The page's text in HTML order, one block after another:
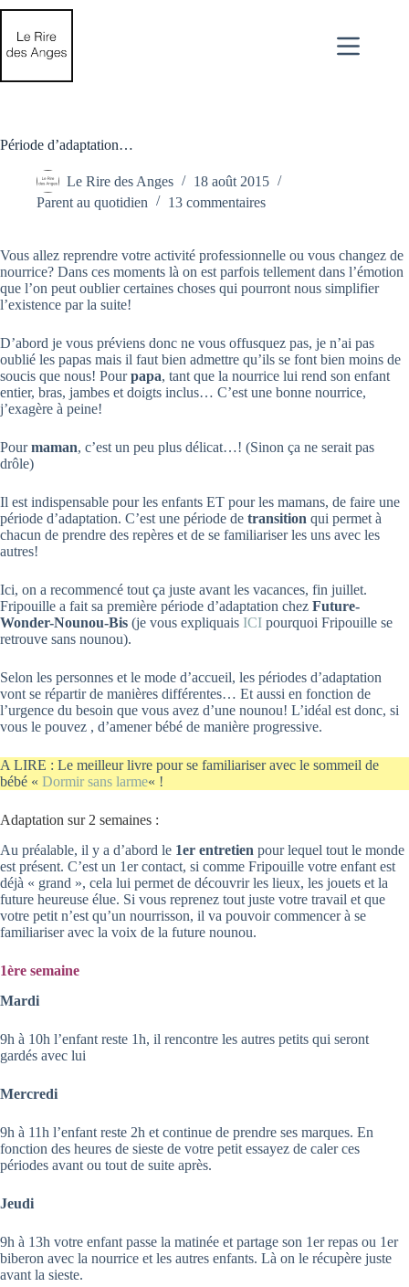
Passer
contenu
Période d’adaptation…
Le Rire des Anges
18 août 2015
Parent au quotidien
13 commentaires
Vous allez reprendre votre activité professionnelle ou vous changez de
nourrice? Dans ces moments là on est parfois tellement dans l’émotion
que l’on peut oublier certaines choses qui pourront nous simplifier
l’existence par la suite!
D’abord je vous préviens donc ne vous offusquez pas, je n’ai pas
oublié les papas mais il faut bien admettre qu’ils se font bien moins de
soucis que nous! Pourpapa, tant que la nourrice lui rend son enfant
entier, bras, jambes et doigts inclus… C’est une bonne nourrice,
j’exagère à peine!
Pourmaman, c’est un peu plus délicat…! (Sinon ça ne serait pas
drôle)
Il est indispensable pour les enfants ET pour les mamans, de faire une
période d’adaptation. C’est une période de transition qui permet à
chacun de prendre des repères et de se familiariser les uns avec les
autres!
Ici, on a recommencé tout ça juste avant les vacances, fin juillet.
Fripouille a fait sa première période d’adaptation chez Future-
Wonder-Nounou-Bis (je vous expliquais ICI pourquoi Fripouille se
retrouve sans nounou).
Selon les personnes et le mode d’accueil, les périodes d’adaptation
vont se répartir de manières différentes… Et aussi en fonction de
l’urgence du besoin que vous avez d’une nounou! L’idéal est donc, si
vous le pouvez , d’amener bébé de manière progressive.
A LIRE : Le meilleur livre pour se familiariser avec le sommeil de
bébé « Dormir sans larme« !
Adaptation sur 2 semaines :
Au préalable, il y a d’abord le 1er entretien pour lequel tout le monde
est présent. C’est un 1er contact, si comme Fripouille votre enfant est
déjà « grand », cela lui permet de découvrir les lieux, les jouets et la
future heureuse élue. Si vous reprenez tout juste votre travail et que
votre petit n’est qu’un nourrisson, il va pouvoir commencer à se
familiariser avec la voix de la future nounou.
1ère semaine
Mardi
9h à 10h l’enfant reste 1h, il rencontre les autres petits qui seront
gardés avec lui
Mercredi
9h à 11h l’enfant reste 2h et continue de prendre ses marques. En
fonction des heures de sieste de votre petit essayez de caler ces
périodes avant ou tout de suite après.
Jeudi
9h à 13h votre enfant passe la matinée et partage son 1er repas ou 1er
biberon avec la nourrice et les autres enfants. Là on le récupère juste
avant la sieste.